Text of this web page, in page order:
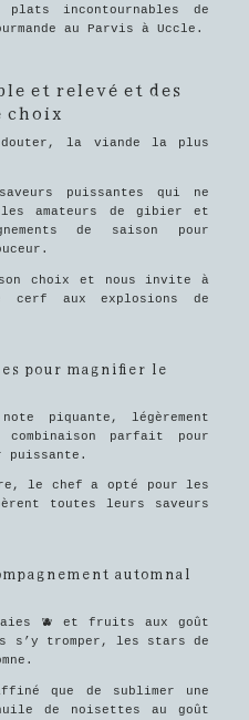
incontournables de
au Parvis à Uccle.
et relevé et des
choix
la viande la plus
puissantes qui ne
amateurs de gibier et
de saison pour
choix et nous invite à
cerf aux explosions de
pour magnifier le
piquante, légèrement
parfait pour
le chef a opté pour les
toutes leurs saveurs
automnal
baies 🫐 et fruits aux goût
s’y tromper, les stars de
que de sublimer une
de noisettes au goût